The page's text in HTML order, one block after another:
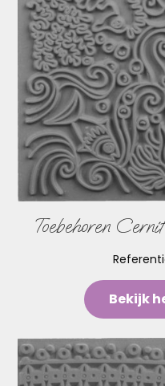
Toebehoren
Bekijk